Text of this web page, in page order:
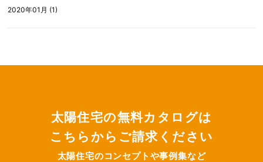
2020年01月 (1)
太陽住宅の無料カタログは
こちらからご請求ください
太陽住宅のコンセプトや事例集など